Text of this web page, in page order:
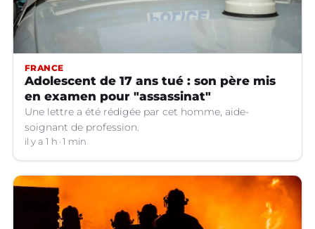
FRANCE
Adolescent de 17 ans tué : son père mis
en examen pour "assassinat"
Une lettre a été rédigée par cet homme, aide-
soignant de profession.
il y a 1 h 1 min